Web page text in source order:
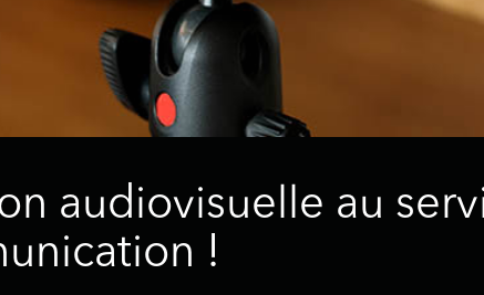
audiovisuelle au
!